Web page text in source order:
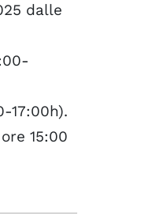
dalle
17:00h).
15:00